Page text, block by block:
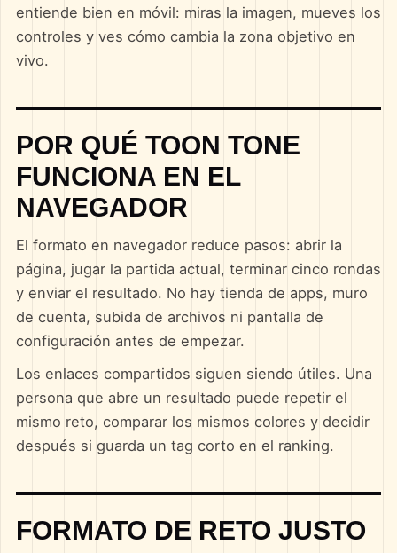
entiende bien en móvil: miras la imagen, mueves los
controles y ves cómo cambia la zona objetivo en
vivo.
POR QUÉ TOON TONE
FUNCIONA EN EL
NAVEGADOR
El formato en navegador reduce pasos: abrir la
página, jugar la partida actual, terminar cinco rondas
y enviar el resultado. No hay tienda de apps, muro
de cuenta, subida de archivos ni pantalla de
configuración antes de empezar.
Los enlaces compartidos siguen siendo útiles. Una
persona que abre un resultado puede repetir el
mismo reto, comparar los mismos colores y decidir
después si guarda un tag corto en el ranking.
FORMATO DE RETO JUSTO